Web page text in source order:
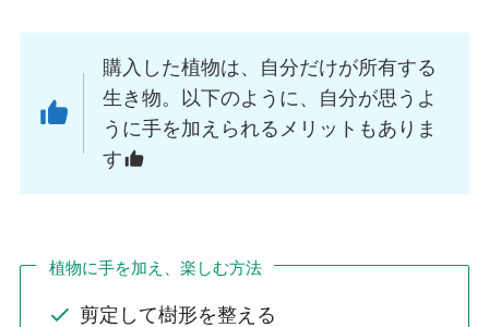
購入した植物は、自分だけが所有する
生き物。以下のように、自分が思うよ
うに手を加えられるメリットもありま
す
植物に手を加え、楽しむ方法
剪定して樹形を整える